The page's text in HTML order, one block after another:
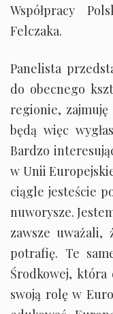
Współpracy
Felczaka.
Panelista
do obecnego
regionie,
będą więc
Bardzo
w Unii
ciągle jesteście
nuworysze.
zawsze
potrafię. Te
Środkowej,
swoją rolę w